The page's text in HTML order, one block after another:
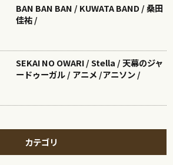
BAN BAN BAN / KUWATA BAND / 桑田
佳祐 /
SEKAI NO OWARI / Stella / 天幕のジャ
ードゥーガル / アニメ /アニソン /
カテゴリ